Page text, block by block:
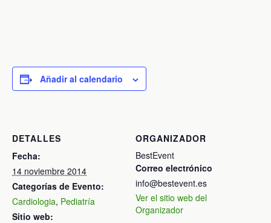
Añadir al calendario
DETALLES
Fecha:
14 noviembre 2014
Categorías de Evento:
Cardiologia, Pediatría
Sitio web:
ORGANIZADOR
BestEvent
Correo electrónico
info@bestevent.es
Ver el sitio web del
Organizador